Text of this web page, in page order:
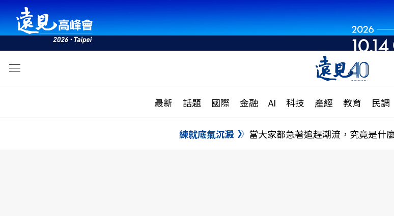
世界
最新 話題 國際 金融 AI 科技 產經 教育 民調
活動
話題
國際
特輯
大學升學、職涯
縣市施政調查全
民調
練就底氣沉澱 當大家都急著追趕潮流，究竟是什